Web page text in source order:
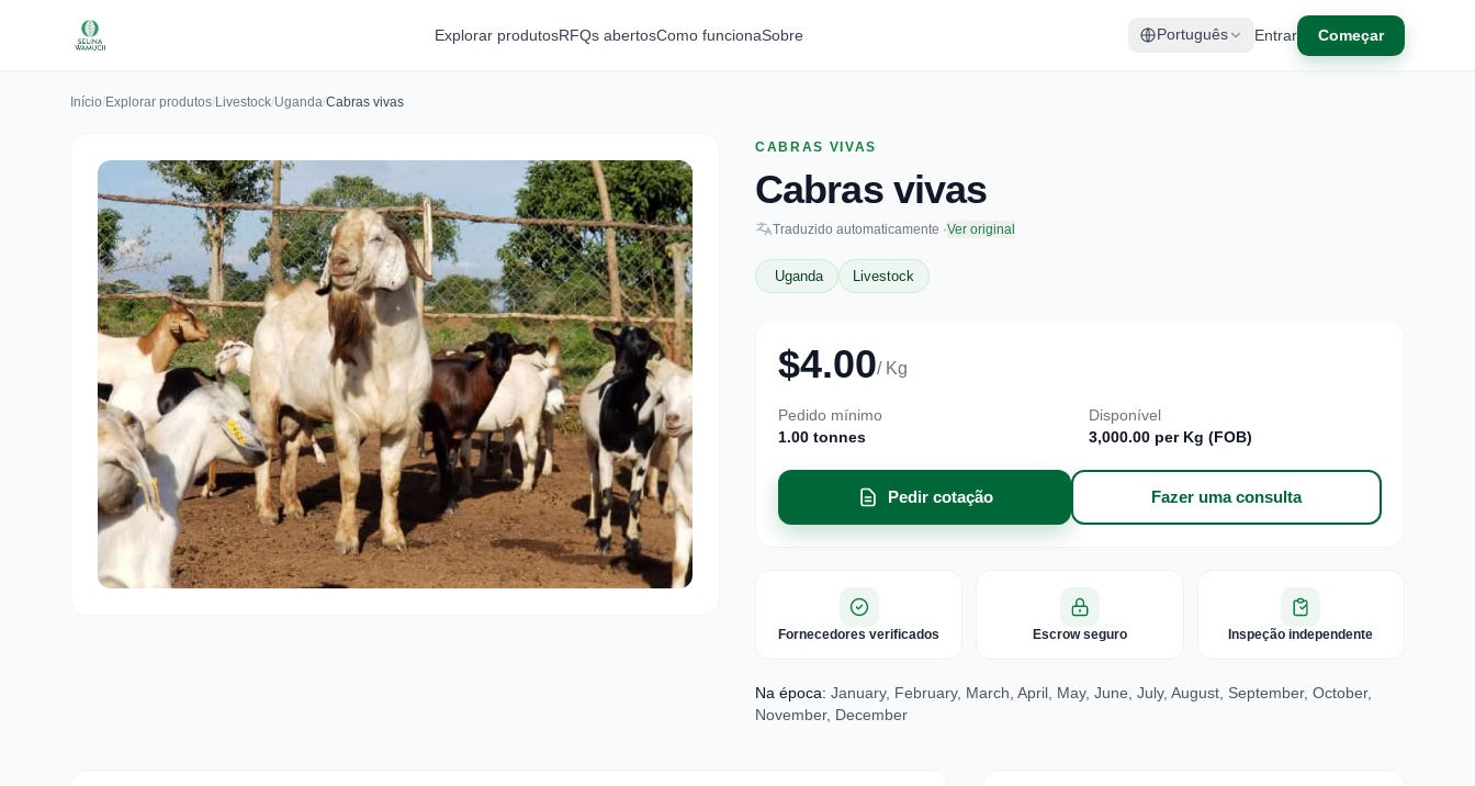
Explorar produtosRFQs abertosComo funcionaSobre Português Entrar Começar
Início/Explorar produtos/Livestock/Uganda/Cabras vivas
CABRAS VIVAS
Cabras vivas
Traduzido automaticamente ·Ver original
Uganda Livestock
$4.00/ Kg
Pedido mínimo
1.00 tonnes
Disponível
3,000.00 per Kg (FOB)
Pedir cotação Fazer uma consulta
Fornecedores verificados Escrow seguro Inspeção independente
Na época: January, February, March, April, May, June, July, August, September, October,
November, December